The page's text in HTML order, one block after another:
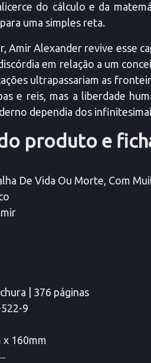
do cálculo e da
uma simples reta.
Amir Alexander revive esse
em relação a um
ultrapassariam as
e reis, mas a liberdade
dependia dos
produto e
De Vida Ou Morte, Com
| 376 páginas
9
x 160mm